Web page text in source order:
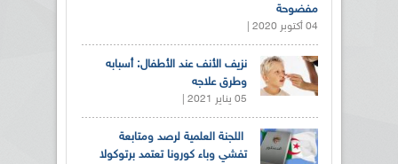
مفضوحة
04 أكتوبر 2020 |
نزيف الأنف عند الأطفال: أسبابه
وطرق علاجه
05 يناير 2021 |
اللجنة العلمية لرصد ومتابعة
تفشي وباء كورونا تعتمد برتوكولا